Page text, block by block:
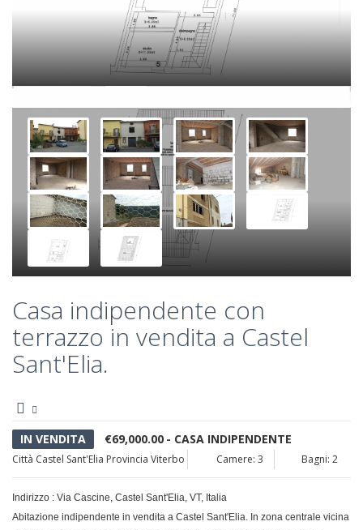
Casa indipendente con
terrazzo in vendita a Castel
Sant'Elia.
IN VENDITA €69,000.00 - CASA INDIPENDENTE
Città Castel Sant'Elia Provincia Viterbo Camere: 3 Bagni: 2
Indirizzo : Via Cascine, Castel Sant'Elia, VT, Italia
Abitazione indipendente in vendita a Castel Sant'Elia. In zona centrale vicina